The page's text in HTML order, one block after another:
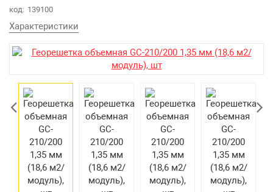
код: 139100
Характеристики
Контакты
Оплата и Доставка
Возврат товара
Екатеринбург